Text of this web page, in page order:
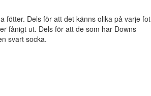
fötter. Dels för att det känns olika på varje fot
fånigt ut. Dels för att de som har Downs
svart socka.